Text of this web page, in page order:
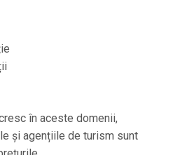
în aceste domenii,
și agențiile de turism sunt